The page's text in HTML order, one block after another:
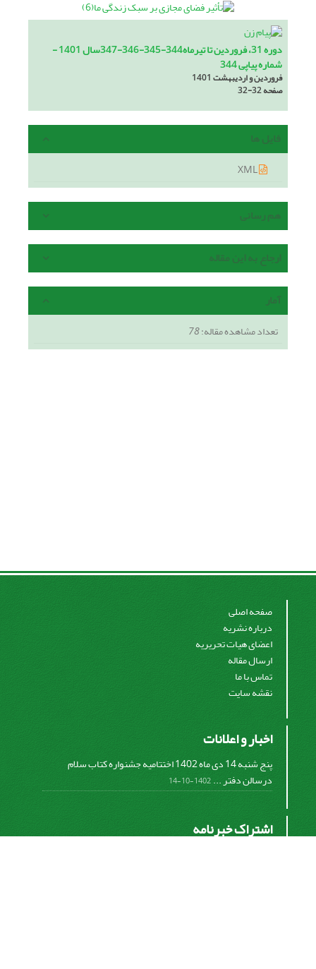
دوره 31، فروردین تا تیرماه344-345-346-347سال 1401 -
شماره پیاپی 344
فروردین و اردیبهشت 1401
صفحه32-32
فایل ها
هم رسانی
ارجاع به این مقاله
آمار
تعداد مشاهده مقاله:78
صفحه اصلی
درباره نشریه
اعضای هیات تحریریه
ارسال مقاله
تماس با ما
نقشه سایت
اخبار و اعلانات
پنج شنبه 14 دی ماه 1402 اختتامیه جشنواره کتاب سلام
درسالن دفتر ...1402-10-14
اشتراک خبرنامه